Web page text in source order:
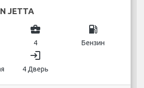
JETTA
business_center
4
local_gas_station
Бензин
login
4 Дверь